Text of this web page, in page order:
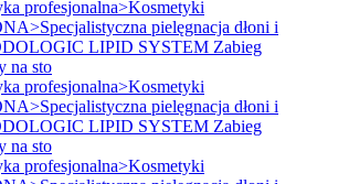
profesjonalna>Kosmetyki
pielęgnacja dłoni i
LIPID SYSTEM Zabieg
na sto
profesjonalna>Kosmetyki
pielęgnacja dłoni i
LIPID SYSTEM Zabieg
na sto
profesjonalna>Kosmetyki